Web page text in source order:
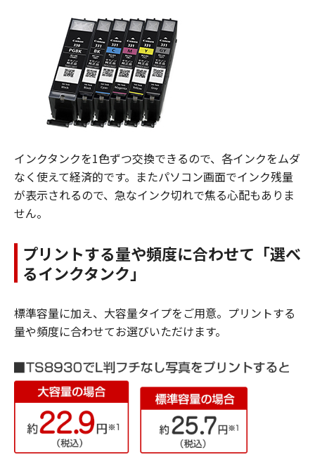
インクタンクを1色ずつ交換できるので、各インクをムダ
なく使えて経済的です。またパソコン画面でインク残量
が表示されるので、急なインク切れで焦る心配もありま
せん。
プリントする量や頻度に合わせて「選べ
るインクタンク」
標準容量に加え、大容量タイプをご用意。プリントする
量や頻度に合わせてお選びいただけます。